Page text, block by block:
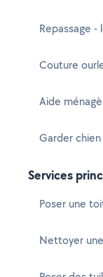
Repassage -
Couture
Aide
Garder chien
Services
Poser une
Nettoyer